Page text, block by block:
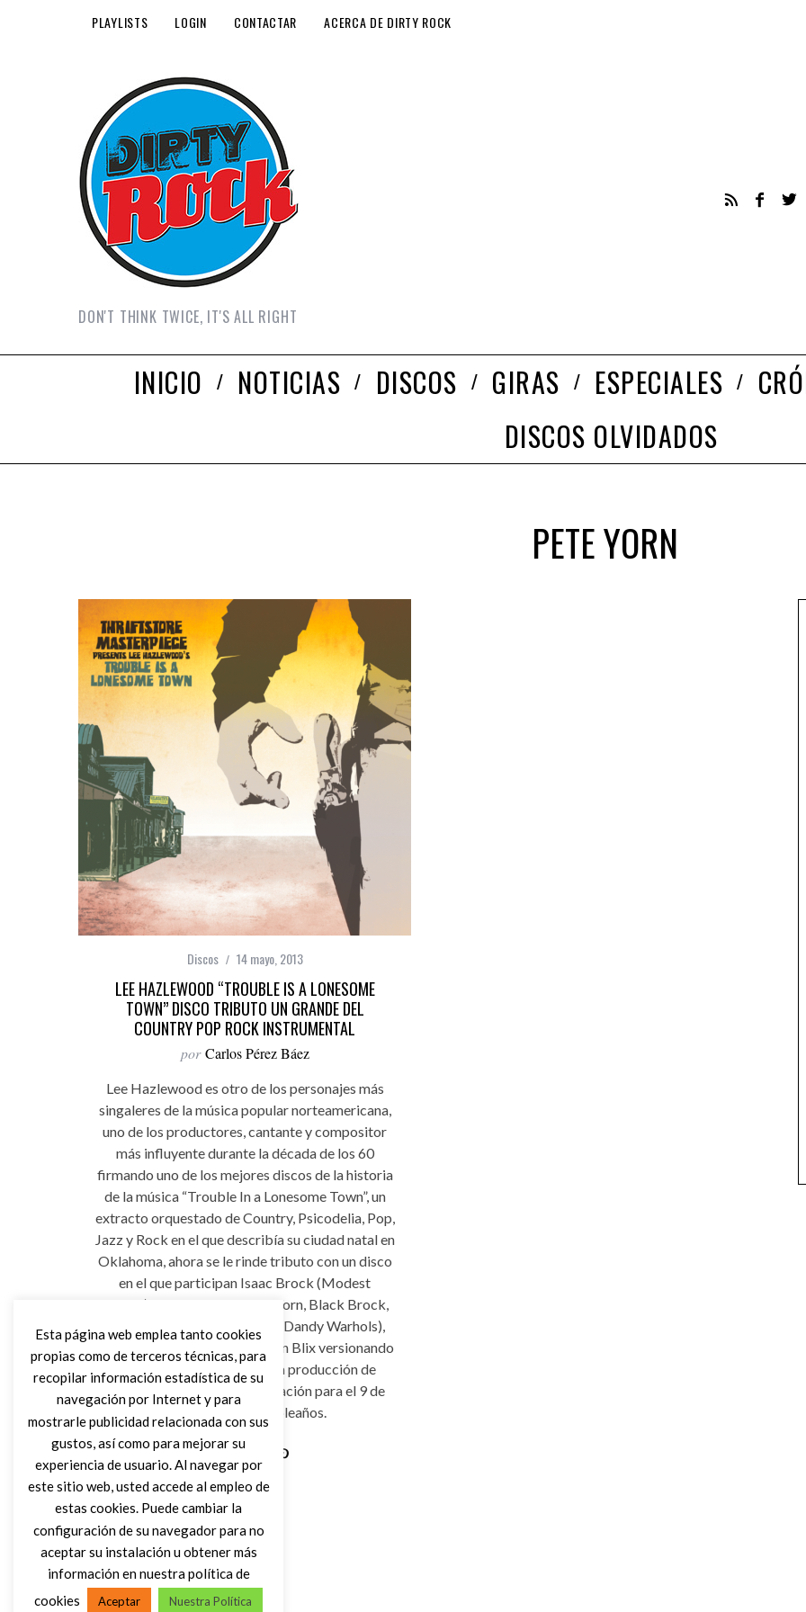
PLAYLISTS LOGIN CONTACTAR ACERCA DE DIRTY ROCK
DON'T THINK TWICE, IT'S ALL RIGHT
INICIO NOTICIAS DISCOS GIRAS ESPECIALES
DISCOS OLVIDADOS
PETE YORN
Discos 14 mayo, 2013
LEE HAZLEWOOD “TROUBLE IS A LONESOME
TOWN” DISCO TRIBUTO UN GRANDE DEL
COUNTRY POP ROCK INSTRUMENTAL
por Carlos Pérez Báez
Lee Hazlewood es otro de los personajes más
singaleres de la música popular norteamericana,
uno de los productores, cantante y compositor
más influyente durante la década de los 60
firmando uno de los mejores discos de la historia
de la música “Trouble In a Lonesome Town”, un
extracto orquestado de Country, Psicodelia, Pop,
Jazz y Rock en el que describía su ciudad natal en
Oklahoma, ahora se le rinde tributo con un disco
en el que participan Isaac Brock (Modest
Mouse), Black Francis, Pete Yorn, Black Brock,
Courtney Taylor-Taylor (The Dandy Warhols),
Eddie Argos (Art Brut) y Kristin Blix versionando
temas de aquel disco bajo la producción de
Charles Normal y con publicación para el 9 de
julio, su día de cumpleaños.
Leer Más
Esta página web emplea tanto cookies
propias como de terceros técnicas, para
recopilar información estadística de su
navegación por Internet y para
mostrarle publicidad relacionada con sus
gustos, así como para mejorar su
experiencia de usuario. Al navegar por
este sitio web, usted accede al empleo de
estas cookies. Puede cambiar la
configuración de su navegador para no
aceptar su instalación u obtener más
información en nuestra política de
cookies
Aceptar Nuestra Política